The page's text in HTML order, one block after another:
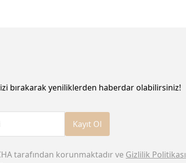
bırakarak yeniliklerden haberdar olabilirsiniz!
Kayıt Ol
tarafından korunmaktadır ve Gizlilik Politikası